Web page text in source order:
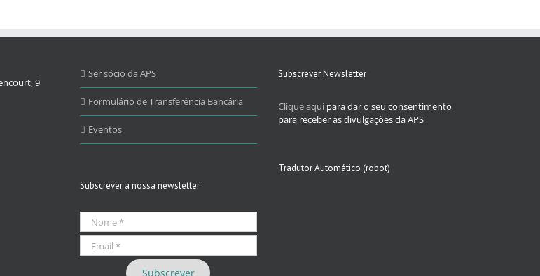
9
Ser sócio da APS
Formulário de Transferência Bancária
Eventos
Subscrever a nossa newsletter
Subscrever Newsletter
Clique aqui para dar o seu consentimento
para receber as divulgações da APS
Tradutor Automático (robot)